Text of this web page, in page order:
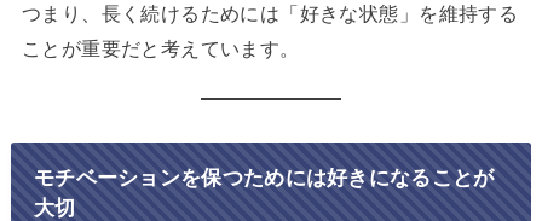
つまり、長く続けるためには「好きな状態」を維持する
ことが重要だと考えています。
モチベーションを保つためには好きになることが
大切